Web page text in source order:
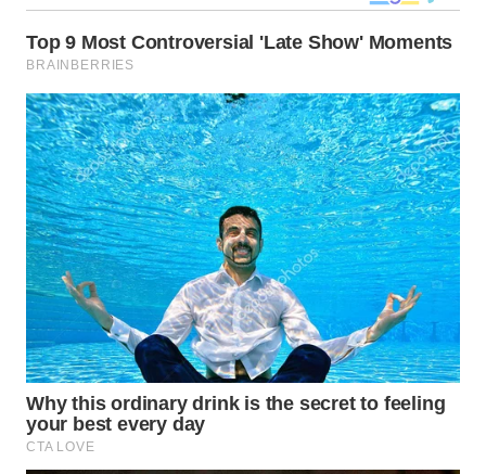
KALSEL
WN
KALTIM
WN
SULSEL
WN
GORONTALO
WN
SULUT